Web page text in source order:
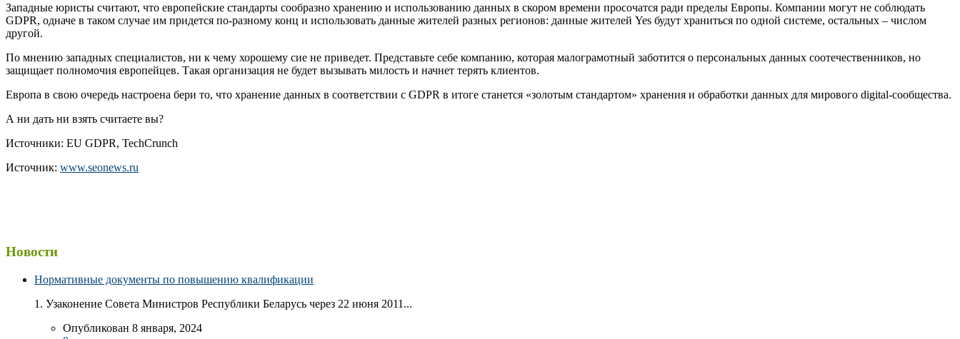
Западные юристы считают, что европейские стандарты сообразно хранению и использованию данных в скором времени просочатся ради пределы Европы. Компании могут не соблюдать
GDPR, одначе в таком случае им придется по-разному конц и использовать данные жителей разных регионов: данные жителей Yes будут храниться по одной системе, остальных – числом
другой.
По мнению западных специалистов, ни к чему хорошему сие не приведет. Представьте себе компанию, которая малограмотный заботится о персональных данных соотечественников, но
защищает полномочия европейцев. Такая организация не будет вызывать милость и начнет терять клиентов.
Европа в свою очередь настроена бери то, что хранение данных в соответствии с GDPR в итоге станется «золотым стандартом» хранения и обработки данных для мирового digital-сообщества.
А ни дать ни взять считаете вы?
Источники: EU GDPR, TechCrunch
Источник: www.seonews.ru
Новости
Нормативные документы по повышению квалификации
1. Узаконение Совета Министров Республики Беларусь через 22 июня 2011...
Опубликован 8 января, 2024